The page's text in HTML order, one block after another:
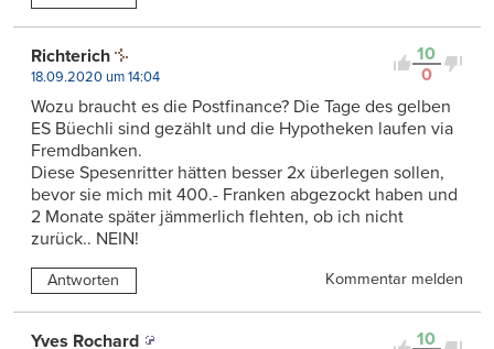
10
0
Richterich
18.09.2020 um 14:04
Wozu braucht es die Postfinance? Die Tage des gelben
ES Büechli sind gezählt und die Hypotheken laufen via
Fremdbanken.
Diese Spesenritter hätten besser 2x überlegen sollen,
bevor sie mich mit 400.- Franken abgezockt haben und
2 Monate später jämmerlich flehten, ob ich nicht
zurück.. NEIN!
Antworten Kommentar melden
10
Yves Rochard